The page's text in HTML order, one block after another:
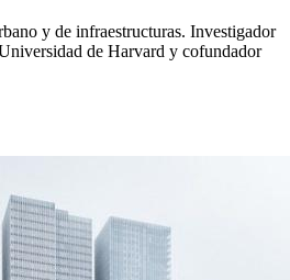
y de infraestructuras. Investigador
de Harvard y cofundador